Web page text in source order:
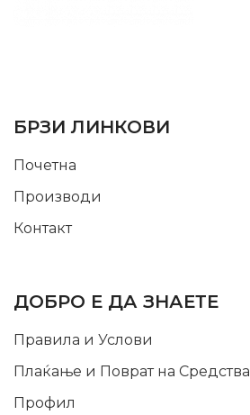
БРЗИ ЛИНКОВИ
Почетна
Производи
Контакт
ДОБРО Е ДА ЗНАЕТЕ
Правила и Услови
Плаќање и Поврат на Средства
Профил